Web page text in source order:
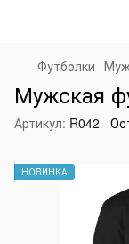
Футболки
Мужская
Артикул: R042
НОВИНКА